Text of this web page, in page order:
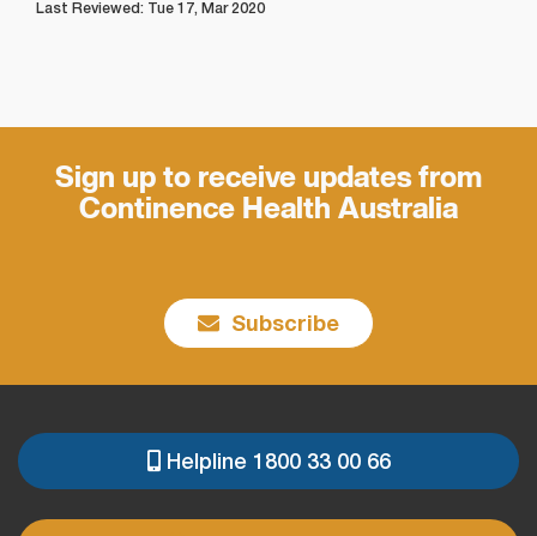
Last Reviewed: Tue 17, Mar 2020
Sign up to receive updates from
Continence Health Australia
Subscribe
PRE
FOOTER
Helpline 1800 33 00 66